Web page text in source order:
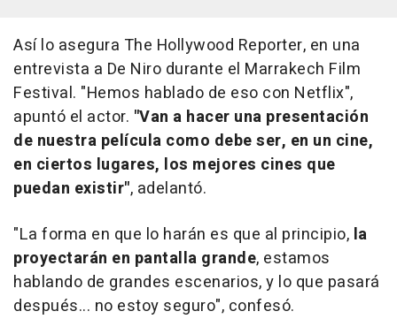
Así lo asegura The Hollywood Reporter, en una
entrevista a De Niro durante el Marrakech Film
Festival. "Hemos hablado de eso con Netflix",
apuntó el actor. "Van a hacer una presentación
de nuestra película como debe ser, en un cine,
en ciertos lugares, los mejores cines que
puedan existir", adelantó.
"La forma en que lo harán es que al principio, la
proyectarán en pantalla grande, estamos
hablando de grandes escenarios, y lo que pasará
después... no estoy seguro", confesó.